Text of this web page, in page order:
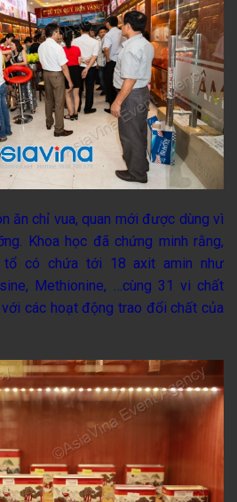
ăn chỉ vua, quan mới được dùng vì
Khoa học đã chứng minh rằng,
tổ có chứa tới 18 axit amin như
Methionine, …cùng 31 vi chất
các hoạt động trao đổi chất của